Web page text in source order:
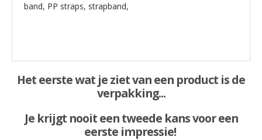
band, PP straps, strapband,
Het eerste wat je ziet van een product is de
verpakking...
Je krijgt nooit een tweede kans voor een
eerste impressie!